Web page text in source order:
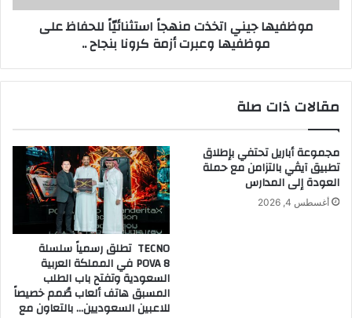
وعبرت
..
موظفيها جيني اتخذت منهجاً استثنائيّاً للحفاظ على
موظفيها وعبرت أزمة كرونا بنجاح ..
مقالات ذات صلة
مجموعة أباريل تحتفي بإطلاق
تطبيق آيڤي بالتزامن مع حملة
العودة إلى المدارس
أغسطس 4, 2026
TECNO تطلق رسمياً سلسلة
POVA 8 في المملكة العربية
السعودية وتفتح باب الطلب
المسبق هاتف ألعاب صُمم خصيصاً
للاعبين السعوديين… بالتعاون مع